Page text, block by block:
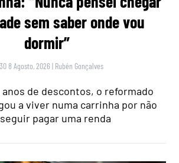
sem saber onde vou
dormir”
8 Agosto, 2026 | Rubén Gonçalves
anos de descontos, o reformado
a viver numa carrinha por não
pagar uma renda